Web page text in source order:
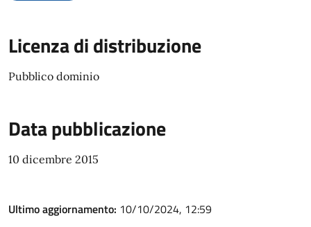
Licenza di distribuzione
Pubblico dominio
Data pubblicazione
10 dicembre 2015
Ultimo aggiornamento: 10/10/2024, 12:59